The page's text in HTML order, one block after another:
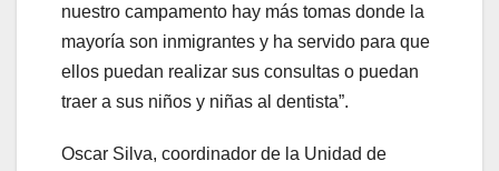
nuestro campamento hay más tomas donde la
mayoría son inmigrantes y ha servido para que
ellos puedan realizar sus consultas o puedan
traer a sus niños y niñas al dentista”.
Oscar Silva, coordinador de la Unidad de